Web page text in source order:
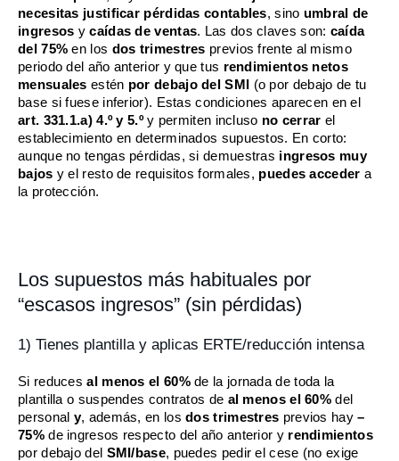
necesitas justificar pérdidas contables, sino umbral de
ingresos ycaídas de ventas. Las dos claves son: caída
del 75% en los dos trimestres previos frente al mismo
periodo del año anterior y que tus rendimientos netos
mensuales estén por debajo del SMI (o por debajo de tu
base si fuese inferior). Estas condiciones aparecen en el
art. 331.1.a) 4.º y 5.ºy permiten incluso no cerrar el
establecimiento en determinados supuestos. En corto:
aunque no tengas pérdidas, si demuestras ingresos muy
bajos y el resto de requisitos formales, puedes acceder a
la protección.
Los supuestos más habituales por
“escasos ingresos” (sin pérdidas)
1) Tienes plantilla y aplicas ERTE/reducción intensa
Si reducesal menos el 60%de la jornada de toda la
plantilla o suspendes contratos de al menos el 60% del
personal y, además, en losdos trimestres previos hay–
75%de ingresos respecto del año anterior y rendimientos
por debajo del SMI/base, puedes pedir el cese (no exige